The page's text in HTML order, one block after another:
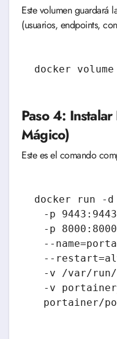
Este volumen guardará
(usuarios, endpoints,
Paso 4:
Mágico)
Este es el comando
docker run -
-p
-p
--
--
-v /var/
-v